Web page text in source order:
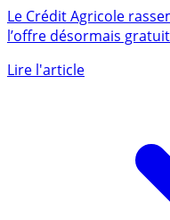
bancaire et CB
l’offre désormais